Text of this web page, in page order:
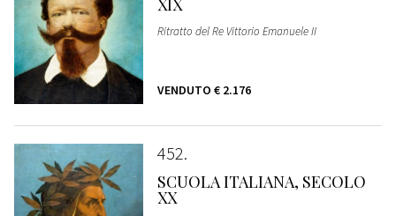
XIX
Ritratto del Re Vittorio Emanuele II
VENDUTO € 2.176
452
SCUOLA ITALIANA, SECOLO
XX